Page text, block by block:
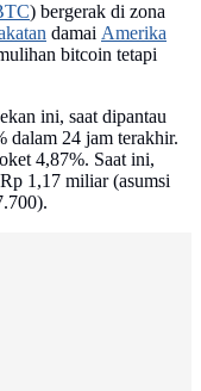
) bergerak di zona
damai Amerika
bitcoin tetapi
ini, saat dipantau
24 jam terakhir.
4,87%. Saat ini,
1,17 miliar (asumsi